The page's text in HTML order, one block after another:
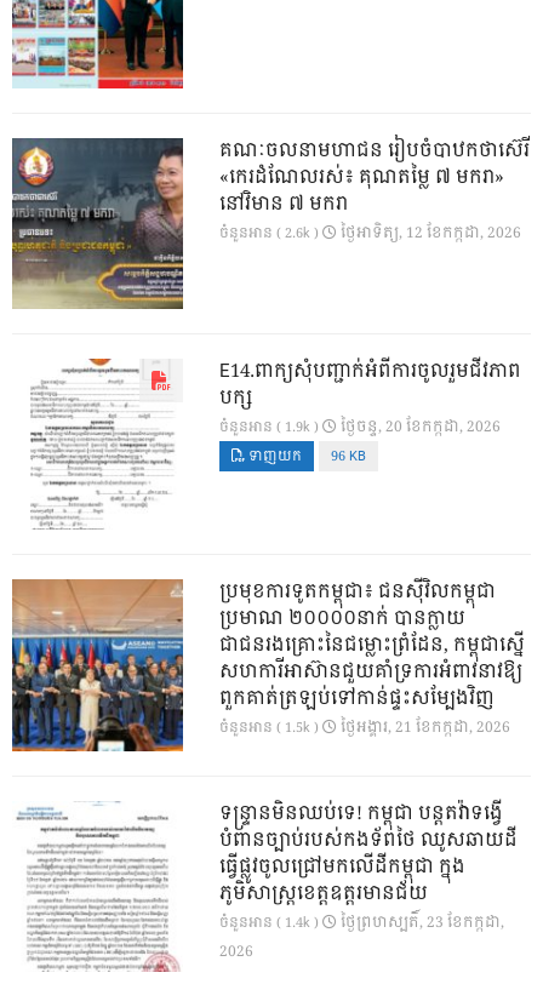
គណៈចលនាមហាជន រៀបចំបាឋកថាស៊េរី
«កេរដំណែលរស់៖ គុណតម្លៃ ៧ មករា»
នៅវិមាន ៧ មករា
ចំនួនអាន ( 2.6k ) ថ្ងៃ​អាទិត្យ, 12 ខែ​កក្កដា, 2026
E14.ពាក្យសុំបញ្ជាក់អំពីការចូលរួមជីវភាព
បក្ស
ចំនួនអាន ( 1.9k ) ថ្ងៃ​ចន្ទ, 20 ខែ​កក្កដា, 2026
ទាញយក 96 KB
ប្រមុខការទូតកម្ពុជា៖ ជនស៊ីវិលកម្ពុជា
ប្រមាណ ២០០០០នាក់ បានក្លាយ
ជាជនរងគ្រោះនៃជម្លោះព្រំដែន, កម្ពុជាស្នើ
សហការីអាស៊ានជួយគាំទ្រការអំពាវនាវឱ្យ
ពួកគាត់ត្រឡប់ទៅកាន់ផ្ទះសម្បែងវិញ
ចំនួនអាន ( 1.5k ) ថ្ងៃ​អង្គារ, 21 ខែ​កក្កដា, 2026
ទន្ទ្រានមិនឈប់ទេ! កម្ពុជា បន្តតវ៉ាទង្វើ
បំពានច្បាប់របស់កងទ័ពថៃ ឈូសឆាយដី
ធ្វើផ្លូវចូលជ្រៅមកលើដីកម្ពុជា ក្នុង
ភូមិសាស្ត្រខេត្តឧត្តរមានជ័យ
ចំនួនអាន ( 1.4k )
ថ្ងៃ​ព្រហស្បតិ៍, 23 ខែ​កក្កដា,
2026